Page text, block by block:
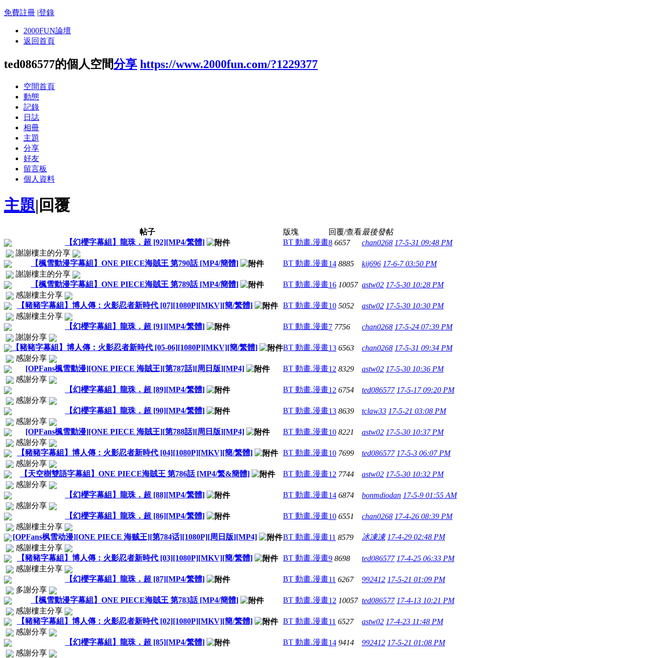
免費註冊 |登錄
2000FUN論壇
返回首頁
ted086577的個人空間分享 https://www.2000fun.com/?1229377
空間首頁
動態
記錄
日誌
相冊
主題
分享
好友
留言板
個人資料
主題| 回覆
帖子 版塊 回覆/查看最後發帖
【幻櫻字幕組】龍珠．超 [92][MP4/繁體]
BT 動畫.漫畫8 6657 chan0268 17-5-31 09:48 PM
謝謝樓主的分享
【楓雪動漫字幕組】ONE PIECE海賊王 第790話 [MP4/簡體]
BT 動畫.漫畫14 8885 kij696 17-6-7 03:50 PM
謝謝樓主的分享
【楓雪動漫字幕組】ONE PIECE海賊王 第789話 [MP4/簡體]
BT 動畫.漫畫16 10057 astw02 17-5-30 10:28 PM
感謝樓主分享
【豬豬字幕組】博人傳：火影忍者新時代 [07][1080P][MKV][簡/繁體]
BT 動畫.漫畫10 5052 astw02 17-5-30 10:30 PM
感謝樓主分享
【幻櫻字幕組】龍珠．超 [91][MP4/繁體]
BT 動畫.漫畫7 7756 chan0268 17-5-24 07:39 PM
謝謝分享
【豬豬字幕組】博人傳：火影忍者新時代 [05-06][1080P][MKV][簡/繁體]
BT 動畫.漫畫13 6563 chan0268 17-5-31 09:34 PM
感謝分享
[OPFans楓雪動漫][ONE PIECE 海賊王][第787話][周日版][MP4]
BT 動畫.漫畫12 8329 astw02 17-5-30 10:36 PM
感謝分享
【幻櫻字幕組】龍珠．超 [89][MP4/繁體]
BT 動畫.漫畫12 6754 ted086577 17-5-17 09:20 PM
感謝分享
【幻櫻字幕組】龍珠．超 [90][MP4/繁體]
BT 動畫.漫畫13 8639 tclaw33 17-5-21 03:08 PM
感謝分享
[OPFans楓雪動漫][ONE PIECE 海賊王][第788話][周日版][MP4]
BT 動畫.漫畫10 8221 astw02 17-5-30 10:37 PM
感謝分享
【豬豬字幕組】博人傳：火影忍者新時代 [04][1080P][MKV][簡/繁體]
BT 動畫.漫畫10 7699 ted086577 17-5-3 06:07 PM
感謝分享
【天空樹雙語字幕組】ONE PIECE海賊王 第786話 [MP4/繁&簡體]
BT 動畫.漫畫12 7744 astw02 17-5-30 10:32 PM
感謝分享
【幻櫻字幕組】龍珠．超 [88][MP4/繁體]
BT 動畫.漫畫14 6874 bonmdiodan 17-5-9 01:55 AM
感謝分享
【幻櫻字幕組】龍珠．超 [86][MP4/繁體]
BT 動畫.漫畫10 6551 chan0268 17-4-26 08:39 PM
感謝樓主分享
[OPFans枫雪动漫][ONE PIECE 海贼王][第784话][1080P][周日版][MP4]
BT 動畫.漫畫11 8579 冰凍凍 17-4-29 02:48 PM
感謝樓主分享
【豬豬字幕組】博人傳：火影忍者新時代 [03][1080P][MKV][簡/繁體]
BT 動畫.漫畫9 8698 ted086577 17-4-25 06:33 PM
感謝樓主分享
【幻櫻字幕組】龍珠．超 [87][MP4/繁體]
BT 動畫.漫畫11 6267 992412 17-5-21 01:09 PM
多謝分享
【楓雪動漫字幕組】ONE PIECE海賊王 第783話 [MP4/簡體]
BT 動畫.漫畫12 10057 ted086577 17-4-13 10:21 PM
感謝樓主分享
【豬豬字幕組】博人傳：火影忍者新時代 [02][1080P][MKV][簡/繁體]
BT 動畫.漫畫11 6527 astw02 17-4-23 11:48 PM
感謝分享
【幻櫻字幕組】龍珠．超 [85][MP4/繁體]
BT 動畫.漫畫14 9414 992412 17-5-21 01:08 PM
感謝分享